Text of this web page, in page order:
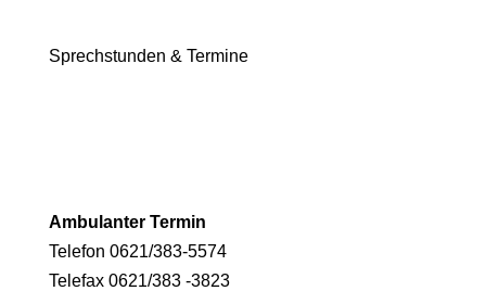
Sprechstunden & Termine
Ambulanter Termin
Telefon 0621/383-5574
Telefax 0621/383 -3823